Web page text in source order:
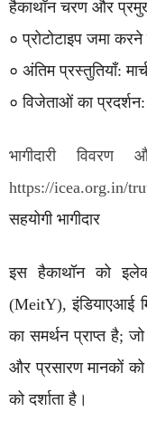
हैकाथॉन चरण और
० प्रोटोटाइप जमा
० अंतिम प्रस्तुतियाँ:
० विजेताओं का
भागीदारी
https://icea.org.in/
सहयोगी भागीदार
इस हैकाथॉन को
(MeitY), इंडियाएआई
का समर्थन प्राप्त है; जो
और प्रसारण मानकों
को दर्शाता है।